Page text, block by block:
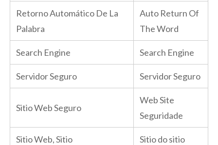
Retorno Automático De La
Palabra
Auto Return Of
The Word
Search Engine Search Engine
Servidor Seguro Servidor Seguro
Sitio Web Seguro
Web Site
Seguridade
Sitio Web, Sitio Sitio do sitio